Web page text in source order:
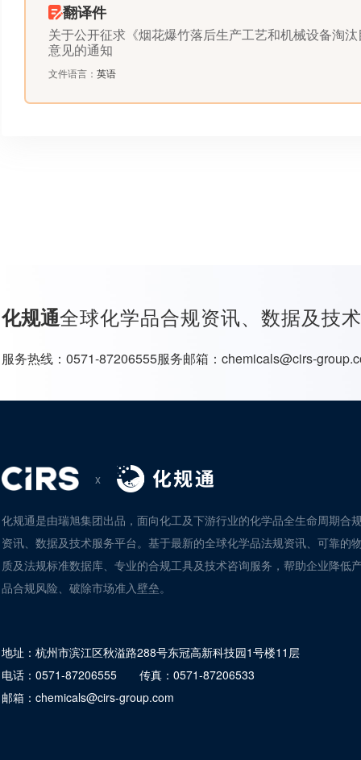
翻译件
关于公开征求《烟花爆竹落后生产工艺和机械设备淘
意见的通知
文件语言 ： 英语
化规通全球化学品合规资讯、数据及技
服务热线： 0571-87206555服务邮箱： chemicals@cirs-
x
化规通是由瑞旭集团出品，面向化工及下游行业的化学品全生命周期合
资讯、数据及技术服务平台。基于最新的全球化学品法规资讯、可靠的
质及法规标准数据库、专业的合规工具及技术咨询服务，帮助企业降低
品合规风险、破除市场准入壁垒。
地址： 杭州市滨江区秋溢路288号东冠高新科技园1号楼11层
电话： 0571-87206555 传真： 0571-87206533
邮箱： chemicals@cirs-group.com